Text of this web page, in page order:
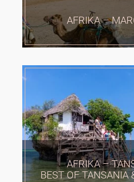
AFRIKA –
AFRIKA –
BEST OF TANSANIA